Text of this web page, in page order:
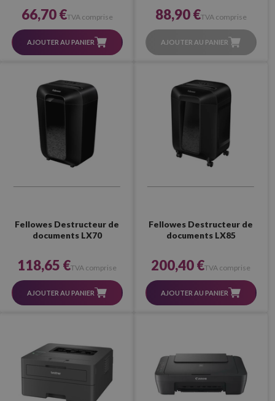
66,70 €TVA comprise
AJOUTER AU PANIER
88,90 €TVA comprise
AJOUTER AU PANIER
Fellowes Destructeur de
documents LX70
118,65 €TVA comprise
AJOUTER AU PANIER
Fellowes Destructeur de
documents LX85
200,40 €TVA comprise
AJOUTER AU PANIER